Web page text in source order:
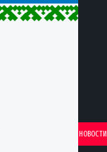
НОВОСТИ